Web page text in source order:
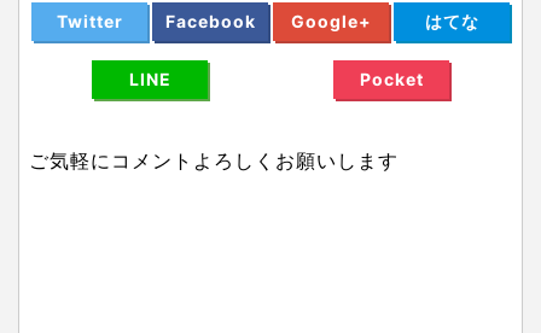
Twitter Facebook Google+ はてな
LINE Pocket
ご気軽にコメントよろしくお願いします